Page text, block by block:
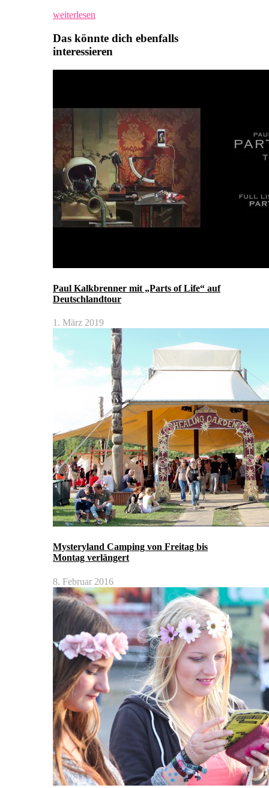
weiterlesen
Das könnte dich ebenfalls
interessieren
Paul Kalkbrenner mit „Parts of Life“ auf
Deutschlandtour
1. März 2019
Mysteryland Camping von Freitag bis
Montag verlängert
8. Februar 2016